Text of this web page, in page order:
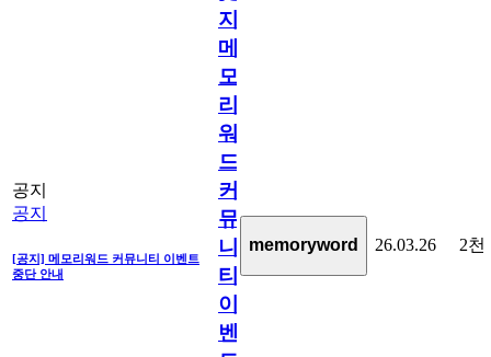
공지
공지
[공지] 메모리워드 커뮤니티 이벤트
중단 안내
지]
메
모
리
워
드
커
뮤
니
티
이
벤
memoryword 26.03.26 2천